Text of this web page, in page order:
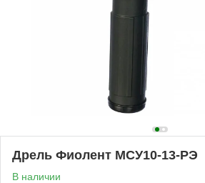
Дрель Фиолент МСУ10-13-РЭ
В наличии